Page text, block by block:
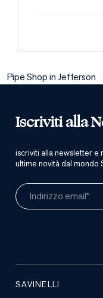
Pipe Shop in Jefferson
Iscriviti alla
iscriviti alla newsletter e
ultime novità dal mondo
Indirizzo email*
SAVINELLI